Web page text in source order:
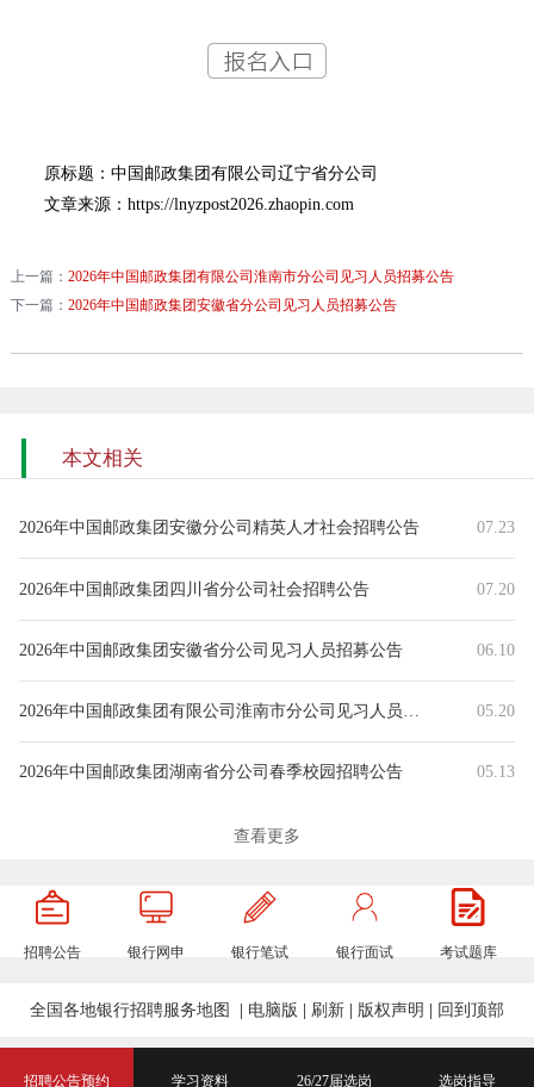
原标题：中国邮政集团有限公司辽宁省分公司
文章来源：https://lnyzpost2026.zhaopin.com
上一篇： 2026年中国邮政集团有限公司淮南市分公司见习人员招募公告
下一篇： 2026年中国邮政集团安徽省分公司见习人员招募公告
本文相关
2026年中国邮政集团安徽分公司精英人才社会招聘公告 07.23
2026年中国邮政集团四川省分公司社会招聘公告 07.20
2026年中国邮政集团安徽省分公司见习人员招募公告 06.10
2026年中国邮政集团有限公司淮南市分公司见习人员招募公告 05.20
2026年中国邮政集团湖南省分公司春季校园招聘公告 05.13
2026年中国邮政集团湖北分公司春季校园招聘公告
2026年中国邮政集团宁夏分公司春季校园招聘公告 04.09
2026年中国邮政集团江苏分公司春季校园招聘公告 04.09
2026年中国邮政集团福建省分公司春季校园招聘公告 04.08
2026年中国邮政集团北京分公司春季校园招聘公告 03.31
查看更多
招聘公告 银行网申 银行笔试 银行面试 考试题库
招聘公告预约 学习资料 26/27届选岗 选岗指导
全国各地银行招聘服务地图 电脑版 刷新 版权声明 回到顶部